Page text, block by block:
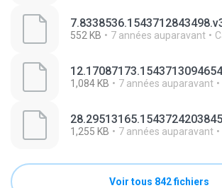
552 KB 7 années auparavant
1,084 KB 7 années auparavant
1,255 KB 7 années auparavant
Voir tous 842 fichiers